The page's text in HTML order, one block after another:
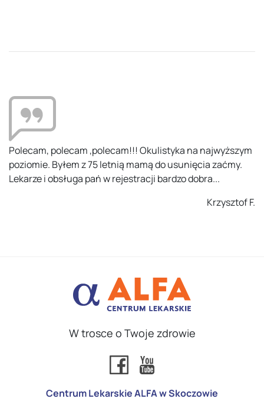
Polecam, polecam ,polecam!!! Okulistyka na najwyższym
poziomie. Byłem z 75 letnią mamą do usunięcia zaćmy.
Lekarze i obsługa pań w rejestracji bardzo dobra...
Krzysztof F.
W trosce o Twoje zdrowie
Centrum Lekarskie ALFA w Skoczowie